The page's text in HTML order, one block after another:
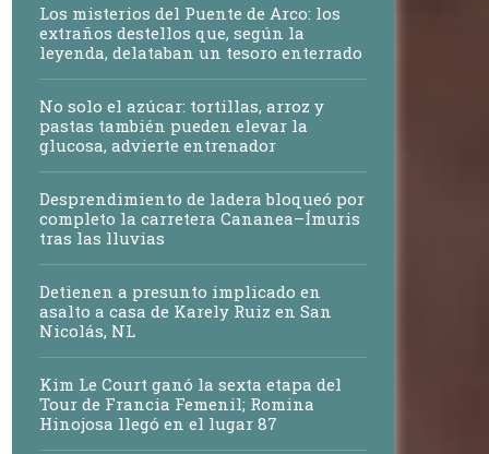
Los misterios del Puente de Arco: los
extraños destellos que, según la
leyenda, delataban un tesoro enterrado
No solo el azúcar: tortillas, arroz y
pastas también pueden elevar la
glucosa, advierte entrenador
Desprendimiento de ladera bloqueó por
completo la carretera Cananea–Ímuris
tras las lluvias
Detienen a presunto implicado en
asalto a casa de Karely Ruiz en San
Nicolás, NL
Kim Le Court ganó la sexta etapa del
Tour de Francia Femenil; Romina
Hinojosa llegó en el lugar 87